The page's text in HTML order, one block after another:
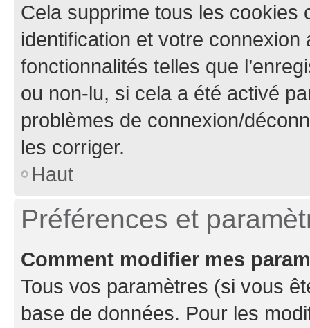
Cela supprime tous les cookies
identification et votre
fonctionnalités telles que
ou non-lu, si cela a été activé
problèmes de connexion/
les corriger.
Haut
Préférences et
Comment modifier mes
Tous vos paramètres (si vous
base de données. Pour les